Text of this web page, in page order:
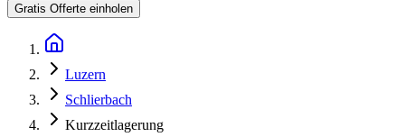
Gratis Offerte einholen
Luzern
Schlierbach
Kurzzeitlagerung